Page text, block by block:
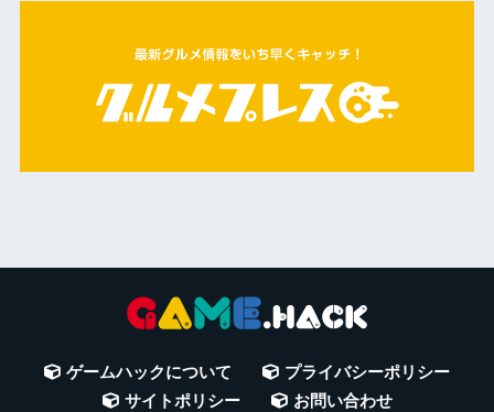
ゲームハックについて
プライバシーポリシー
サイトポリシー
お問い合わせ